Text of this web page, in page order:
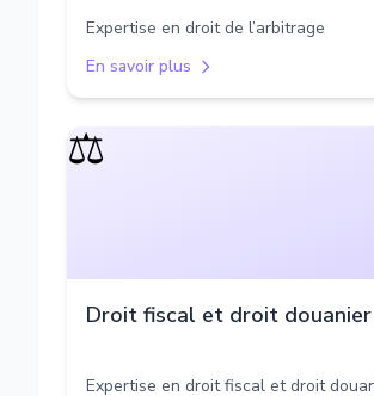
Expertise en droit de l’arbitrage
En savoir plus
⚖️
Droit fiscal et droit douanier
Expertise en droit fiscal et droit